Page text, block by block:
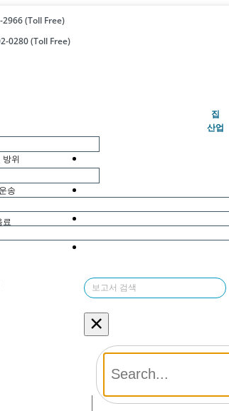
(Toll Free)
0280 (Toll Free)
집(
산업
방위
송
료
×